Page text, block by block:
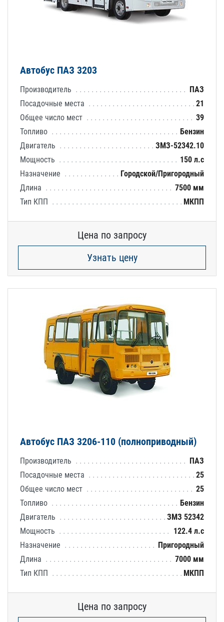
Автобус ПАЗ 3203
Производитель
ПАЗ
Посадочные места
21
Общее число мест
39
Топливо
Бензин
Двигатель
ЗМЗ-52342.10
Мощность
150 л.с
Назначение
Городской/Пригородный
Длина
7500 мм
Тип КПП
МКПП
Цена по запросу
Узнать цену
Автобус ПАЗ 3206-110 (полноприводный)
Производитель
ПАЗ
Посадочные места
25
Общее число мест
25
Топливо
Бензин
Двигатель
ЗМЗ 52342
Мощность
122.4 л.с
Назначение
Пригородный
Длина
7000 мм
Тип КПП
МКПП
Цена по запросу